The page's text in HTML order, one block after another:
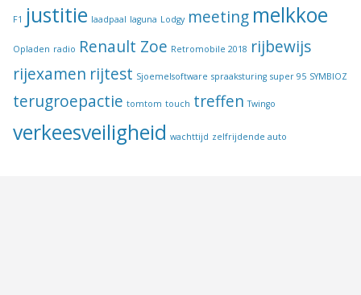
F1 justitie laadpaal laguna Lodgy meeting melkkoe
Opladen radio Renault Zoe Retromobile 2018 rijbewijs
rijexamen rijtest Sjoemelsoftware spraaksturing super 95 SYMBIOZ
terugroepactie tomtom touch treffen Twingo
verkeesveiligheid wachttijd zelfrijdende auto